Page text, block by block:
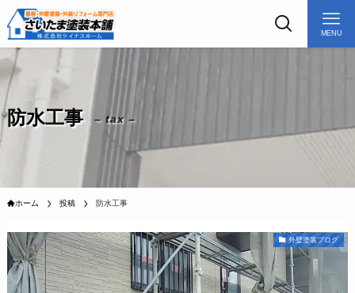
MENU
防水工事 – tax –
ホーム 投稿 防水工事
外壁塗装ブログ